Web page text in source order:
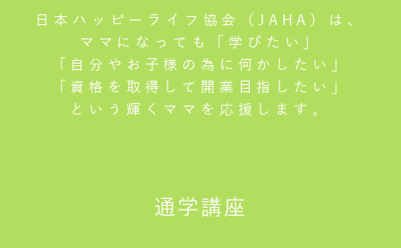
日本ハッピーライフ協会（JAHA）は、
ママになっても「学びたい」
「自分やお子様の為に何かしたい」
「資格を取得して開業目指したい」
という輝くママを応援します。
通学講座